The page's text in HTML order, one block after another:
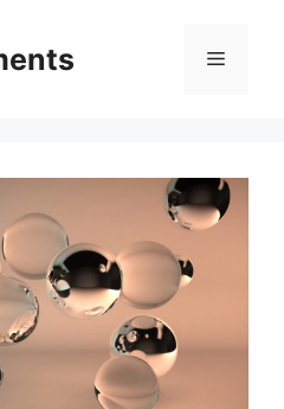
Меню